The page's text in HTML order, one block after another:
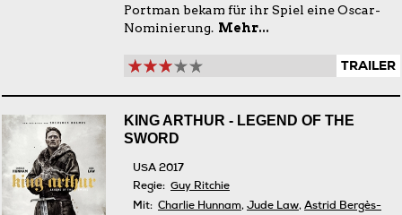
Portman bekam für ihr Spiel eine Oscar-
Nominierung. Mehr...
TRAILER
KING ARTHUR - LEGEND OF THE
SWORD
USA 2017
Regie: Guy Ritchie
Mit: Charlie Hunnam, Jude Law, Astrid Bergès-